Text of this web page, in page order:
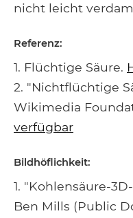
nicht leicht
Referenz:
1. Flüchtige Säure.
2. "Nichtflüchtige
Wikimedia
verfügbar
Bildhöflichkeit:
1. "Kohlensäure-
Ben Mills (Public